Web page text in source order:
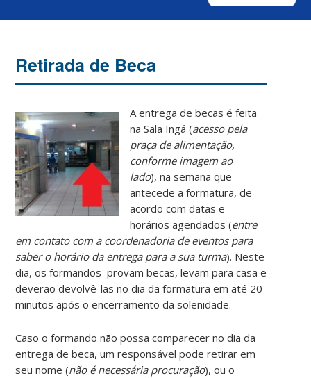
Retirada de Beca
A entrega de becas é feita
na Sala Ingá (acesso pela
praça de alimentação,
conforme imagem ao
lado), na semana que
antecede a formatura, de
acordo com datas e
horários agendados (entre
em contato com a coordenadoria de eventos para
saber o horário da entrega para a sua turma). Neste
dia, os formandos provam becas, levam para casa e
deverão devolvê-las no dia da formatura em até 20
minutos após o encerramento da solenidade.
Caso o formando não possa comparecer no dia da
entrega de beca, um responsável pode retirar em
seu nome (não é necessária procuração), ou o